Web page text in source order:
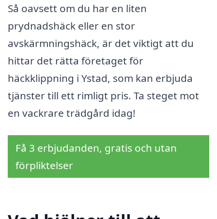
Så oavsett om du har en liten
prydnadshäck eller en stor
avskärmningshäck, är det viktigt att du
hittar det rätta företaget för
häckklippning i Ystad, som kan erbjuda
tjänster till ett rimligt pris. Ta steget mot
en vackrare trädgård idag!
Få 3 erbjudanden, gratis och utan
förpliktelser